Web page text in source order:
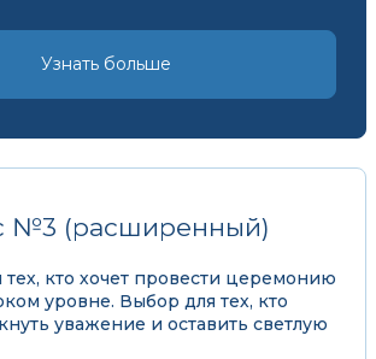
Узнать больше
№3 (расширенный)
тех, кто хочет провести церемонию
уровне. Выбор для тех, кто
уважение и оставить светлую